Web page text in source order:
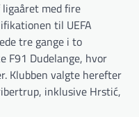
med fire
til UEFA
tre gange i to
F91 Dudelange, hvor
Klubben valgte herefter
inklusive Hrstić,